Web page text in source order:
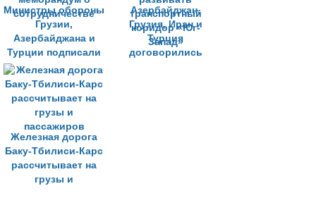
Министры обороны
Грузии,
Азербайджана и
Турции подписали
меморандум о
сотрудничестве
Азербайджан,
Грузия, Иран и
Турция
договорились
Железная дорога
Баку-Тбилиси-Карс
рассчитывает на
грузы и